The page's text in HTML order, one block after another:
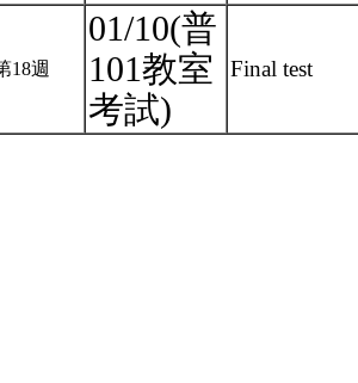
18週
01/10(普
101教室
考試)
Final test